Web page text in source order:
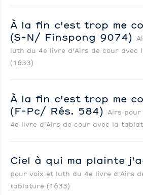
À la fin c'est trop me
(S-N/ Finspong 9074)
luth du 4e livre d'Airs de cour avec
(1633)
À la fin c'est trop me
(F-Pc/ Rés. 584)
Airs
4e livre d'Airs de cour avec la
Ciel à qui ma plainte
pour voix et luth du 4e livre d'Airs
tablature (1633)